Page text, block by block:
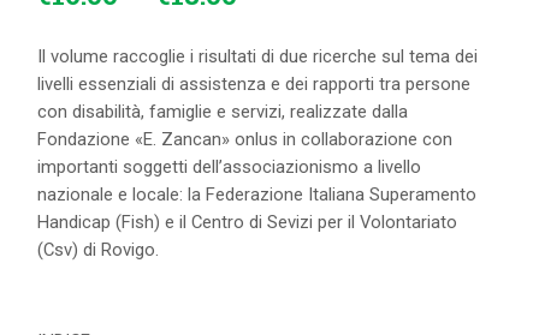
Il volume raccoglie i risultati di due ricerche sul tema dei
livelli essenziali di assistenza e dei rapporti tra persone
con disabilità, famiglie e servizi, realizzate dalla
Fondazione «E. Zancan» onlus in collaborazione con
importanti soggetti dell’associazionismo a livello
nazionale e locale: la Federazione Italiana Superamento
Handicap (Fish) e il Centro di Sevizi per il Volontariato
(Csv) di Rovigo.